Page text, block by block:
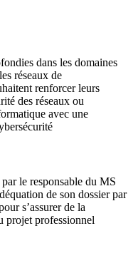
dans les domaines
réseaux de
renforcer leurs
des réseaux ou
avec une
le responsable du MS
de son dossier par
s’assurer de la
projet professionnel